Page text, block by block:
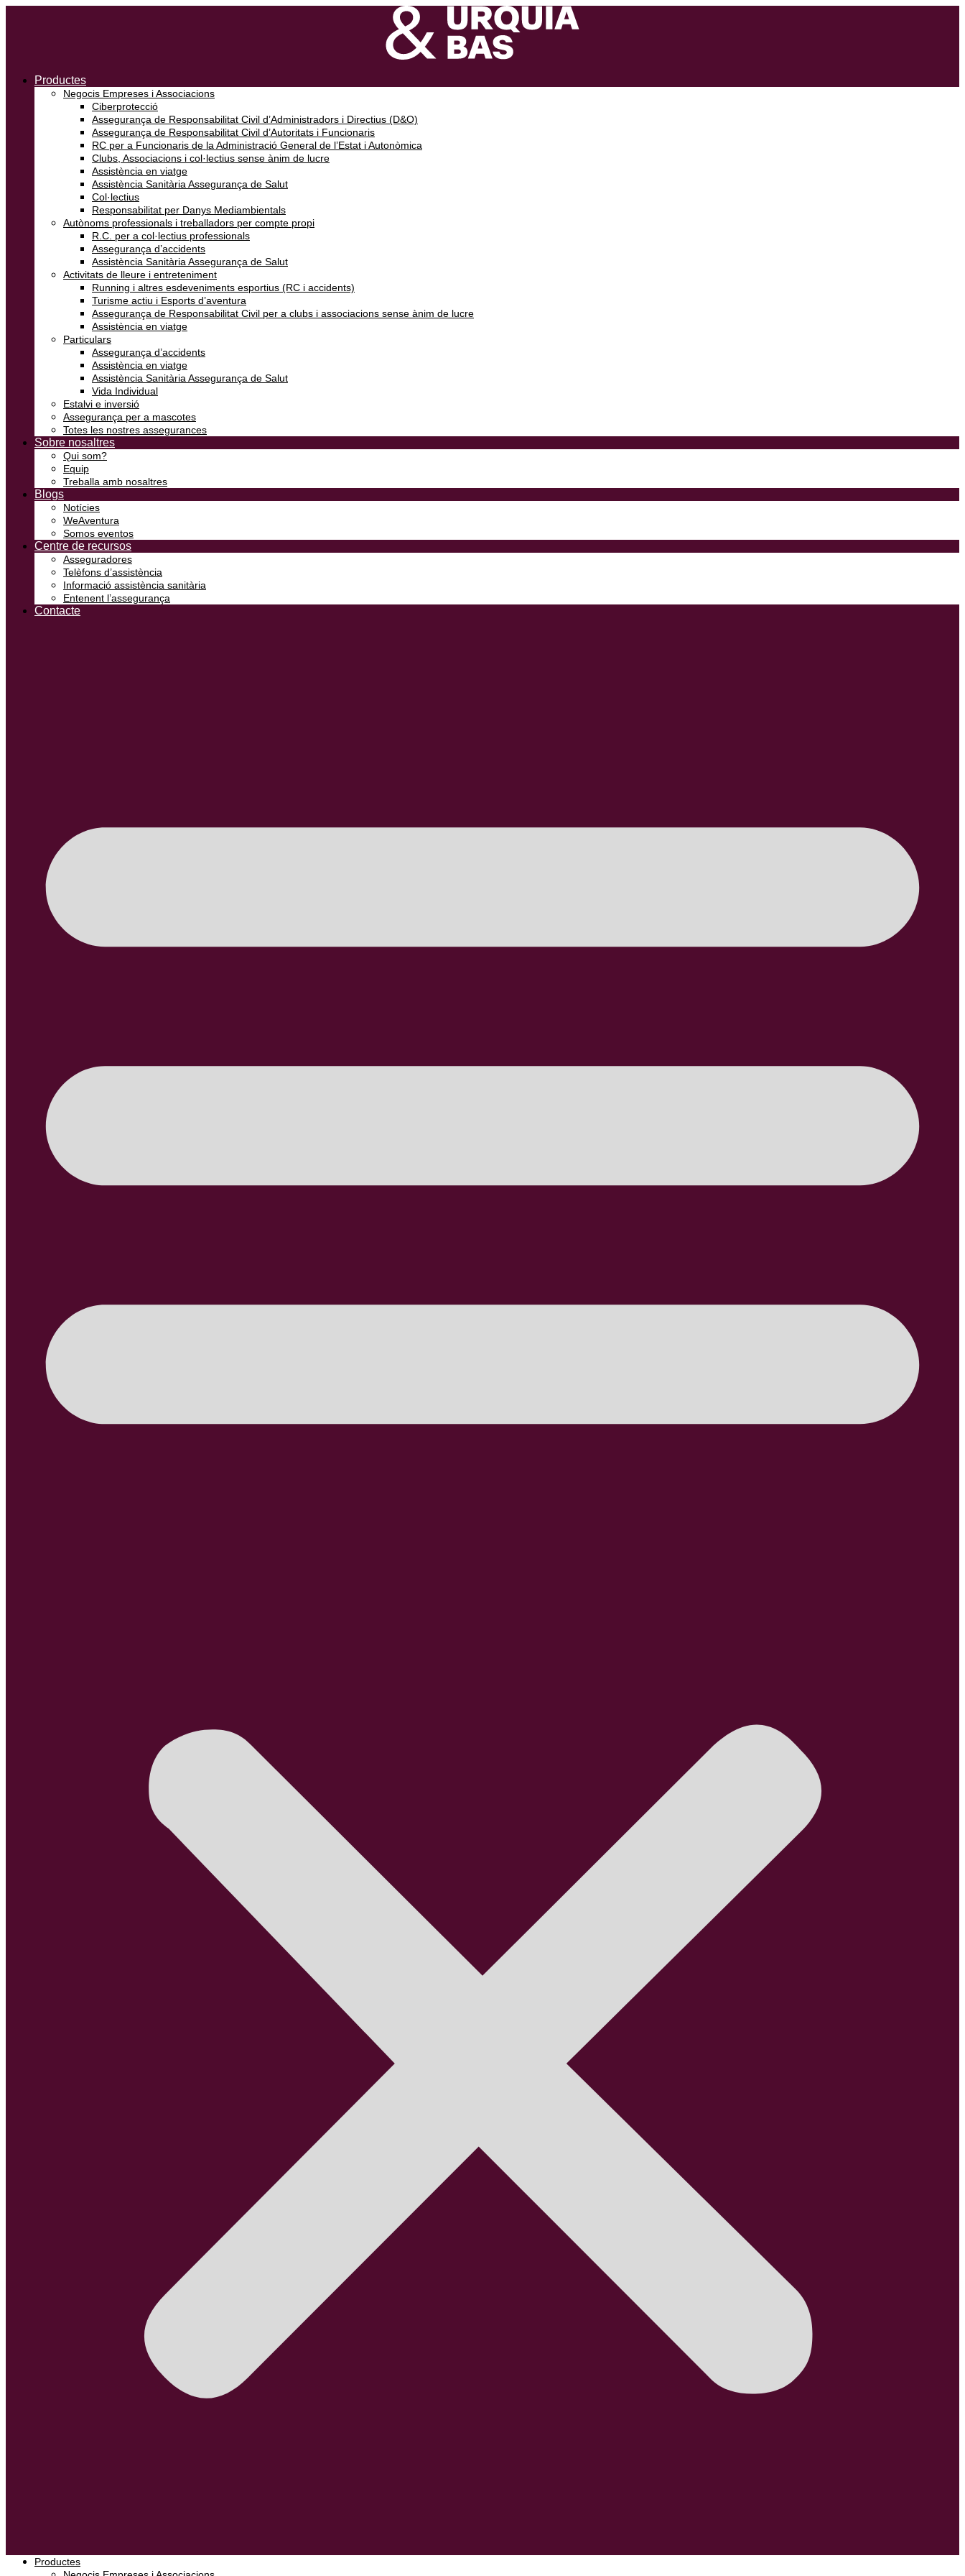
Productes
Negocis Empreses i Associacions
Ciberprotecció
Assegurança de Responsabilitat Civil d’Administradors i Directius (D&O)
Assegurança de Responsabilitat Civil d’Autoritats i Funcionaris
RC per a Funcionaris de la Administració General de l’Estat i Autonòmica
Clubs, Associacions i col·lectius sense ànim de lucre
Assistència en viatge
Assistència Sanitària Assegurança de Salut
Col·lectius
Responsabilitat per Danys Mediambientals
Autònoms professionals i treballadors per compte propi
R.C. per a col·lectius professionals
Assegurança d’accidents
Assistència Sanitària Assegurança de Salut
Activitats de lleure i entreteniment
Running i altres esdeveniments esportius (RC i accidents)
Turisme actiu i Esports d’aventura
Assegurança de Responsabilitat Civil per a clubs i associacions sense ànim de lucre
Assistència en viatge
Particulars
Assegurança d’accidents
Assistència en viatge
Assistència Sanitària Assegurança de Salut
Vida Individual
Estalvi e inversió
Assegurança per a mascotes
Totes les nostres assegurances
Sobre nosaltres
Qui som?
Equip
Treballa amb nosaltres
Blogs
Notícies
WeAventura
Somos eventos
Centre de recursos
Asseguradores
Telèfons d’assistència
Informació assistència sanitària
Entenent l’assegurança
Contacte
Productes